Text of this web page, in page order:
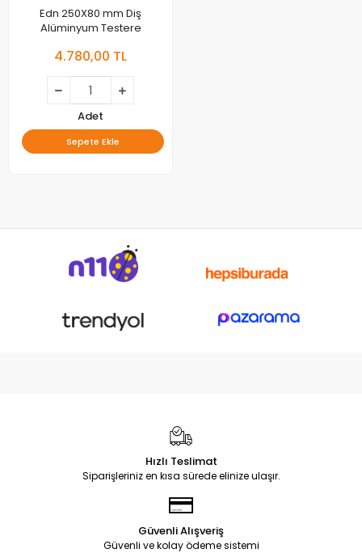
Edn 250X80 mm Diş
Alüminyum Testere
4.780,00 TL
Adet
Sepete Ekle
Hızlı Teslimat
Siparişleriniz en kısa sürede elinize ulaşır.
Güvenli Alışveriş
Güvenli ve kolay ödeme sistemi